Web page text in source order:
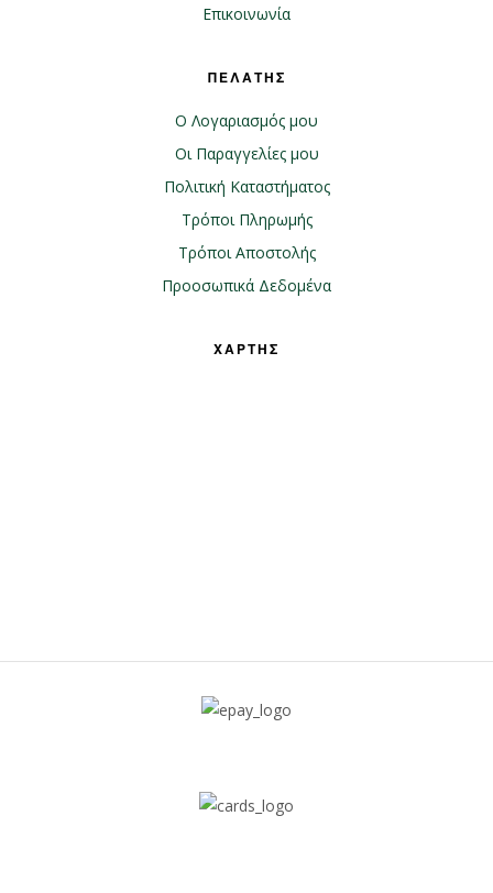
Επικοινωνία
ΠΕΛΑΤΗΣ
Ο Λογαριασμός μου
Οι Παραγγελίες μου
Πολιτική Καταστήματος
Τρόποι Πληρωμής
Τρόποι Αποστολής
Προοσωπικά Δεδομένα
ΧΑΡΤΗΣ